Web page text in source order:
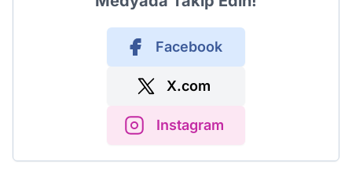
Facebook
X.com
Instagram